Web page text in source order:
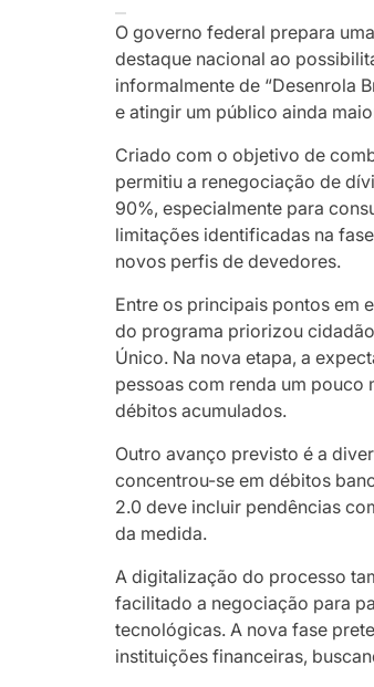
O governo federal prepara
destaque nacional ao
informalmente de “Desenrola
e atingir um público ainda
Criado com o objetivo de
permitiu a renegociação de
90%, especialmente para
limitações identificadas na
novos perfis de devedores.
Entre os principais pontos em
do programa priorizou
Único. Na nova etapa, a
pessoas com renda um pouco
débitos acumulados.
Outro avanço previsto é a
concentrou-se em débitos
2.0 deve incluir pendências
da medida.
A digitalização do processo
facilitado a negociação para
tecnológicas. A nova fase
instituições financeiras,